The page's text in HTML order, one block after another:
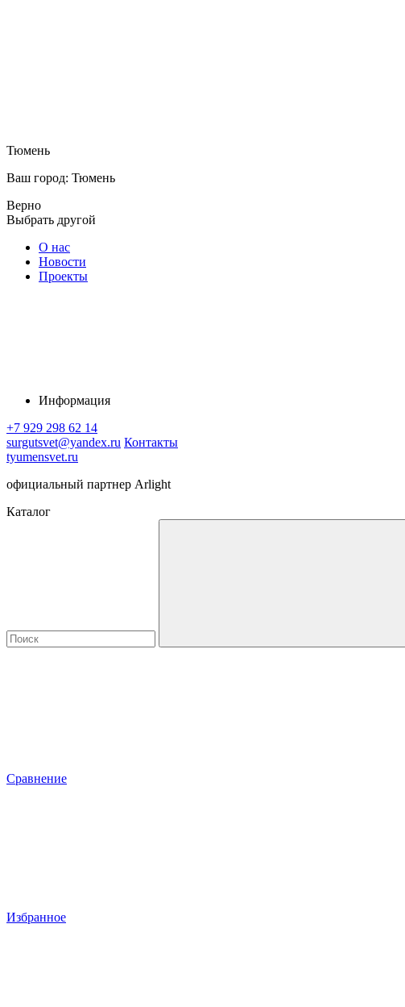
Тюмень
Ваш город: Тюмень
Верно
Выбрать другой
О нас
Новости
Проекты
Информация
+7 929 298 62 14
surgutsvet@yandex.ru Контакты
tyumensvet.ru
официальный партнер Arlight
Каталог
Сравнение
Избранное